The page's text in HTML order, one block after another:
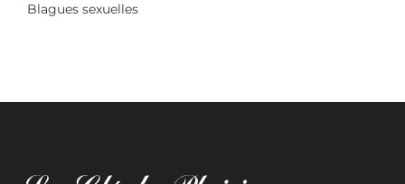
Blagues sexuelles